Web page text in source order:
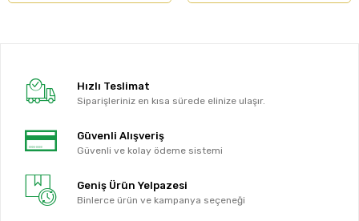
Hızlı Teslimat
Siparişleriniz en kısa sürede elinize ulaşır.
Güvenli Alışveriş
Güvenli ve kolay ödeme sistemi
Geniş Ürün Yelpazesi
Binlerce ürün ve kampanya seçeneği